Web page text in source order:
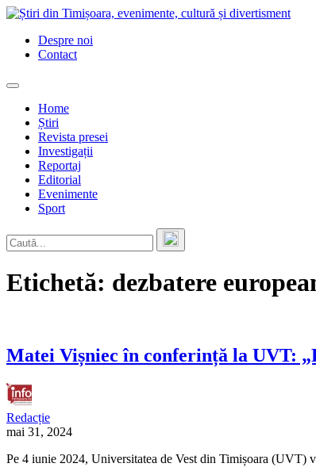
Skip
contentDespre noi
Contact
Home
Știri
Revista presei
Investigații
Reportaj
Editorial
Evenimente
Sport
Etichetă: dezbatere
Matei Vișniec în conferință la UVT:
Redacție
mai 31, 2024
Pe 4 iunie 2024, Universitatea de Vest din Timișoara (UVT)